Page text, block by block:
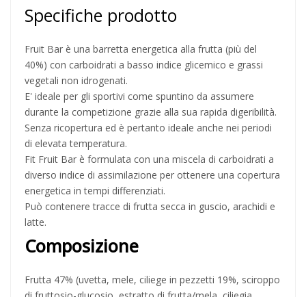
Specifiche prodotto
Fruit Bar è una barretta energetica alla frutta (più del
40%) con carboidrati a basso indice glicemico e grassi
vegetali non idrogenati.
E' ideale per gli sportivi come spuntino da assumere
durante la competizione grazie alla sua rapida digeribilità.
Senza ricopertura ed è pertanto ideale anche nei periodi
di elevata temperatura.
Fit Fruit Bar è formulata con una miscela di carboidrati a
diverso indice di assimilazione per ottenere una copertura
energetica in tempi differenziati.
Può contenere tracce di frutta secca in guscio, arachidi e
latte.
Composizione
Frutta 47% (uvetta, mele, ciliege in pezzetti 19%, sciroppo